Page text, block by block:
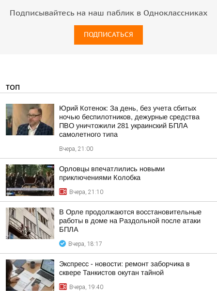
Подписывайтесь на наш паблик в Одноклассниках
ПОДПИСАТЬСЯ
ТОП
Юрий Котенок: За день, без учета сбитых
ночью беспилотников, дежурные средства
ПВО уничтожили 281 украинский БПЛА
самолетного типа
Вчера, 21:00
Орловцы впечатлились новыми
приключениями Колобка
Вчера, 21:10
В Орле продолжаются восстановительные
работы в доме на Раздольной после атаки
БПЛА
Вчера, 18:17
Экспресс - новости: ремонт заборчика в
сквере Танкистов окутан тайной
Вчера, 19:40